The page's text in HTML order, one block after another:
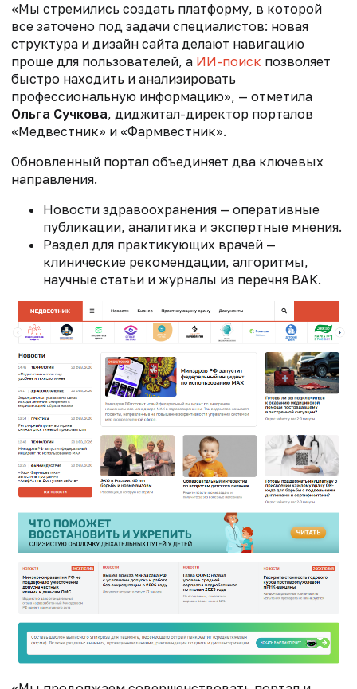
«Мы стремились создать платформу, в которой
все заточено под задачи специалистов: новая
структура и дизайн сайта делают навигацию
проще для пользователей, а ИИ-поиск позволяет
быстро находить и анализировать
профессиональную информацию», — отметила
Ольга Сучкова, диджитал-директор порталов
«Медвестник» и «Фармвестник».
Обновленный портал объединяет два ключевых
направления.
Новости здравоохранения — оперативные
публикации, аналитика и экспертные мнения.
Раздел для практикующих врачей —
клинические рекомендации, алгоритмы,
научные статьи и журналы из перечня ВАК.